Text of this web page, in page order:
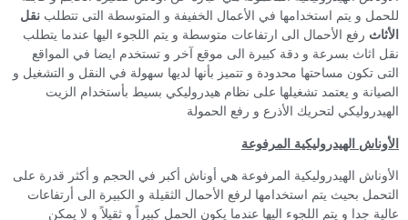
للحمل و يتم استخدامها في الأعمال الخفيفة و المتوسطة التى تتطلب نقل
الأثاث رفع الأحمال الى ارتفاعات متوسطة و يتم اللجوء اليها عندما يتطلب
نقل اثاث بسرعة و دقة كبيرة الى موقع آخر و تستخدم ايضا في المواقع
التى تكون مساحتها محدودة و تتميز بأنها لديها سهولة في النقل و التشغيل و
الصيانة و يعتمد تشغيلها على نظام هيدروليكي بسيط بأستخدام الزيت
الهيدروليكي لتحريك الأذرع و رفع الحمولة
الأوناش الهيدروليكية المرفوعة
الأوناش الهيدروليكية المرفوعة هي أوناش أكبر في الحجم و أكثر قدرة على
التحمل بحيث يتم استخدامها لرفع الأحمال الثقيلة و الكبيرة الى أرتفاعات
عالية جدا و يتم اللجوء اليها عندما يكون الحمل كبيراً و ثقيلاً و لا يمكن